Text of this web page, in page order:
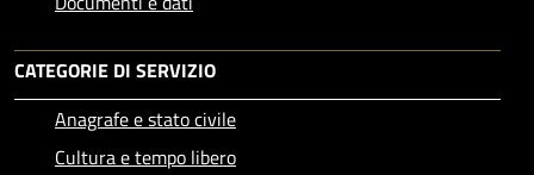
CATEGORIE DI SERVIZIO
Anagrafe e stato civile
Cultura e tempo libero